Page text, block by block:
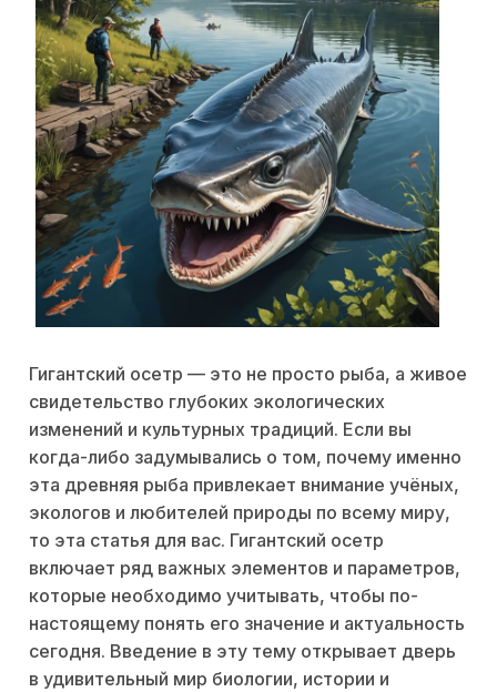
Гигантский осетр — это не просто рыба, а живое
свидетельство глубоких экологических
изменений и культурных традиций. Если вы
когда-либо задумывались о том, почему именно
эта древняя рыба привлекает внимание учёных,
экологов и любителей природы по всему миру,
то эта статья для вас. Гигантский осетр
включает ряд важных элементов и параметров,
которые необходимо учитывать, чтобы по-
настоящему понять его значение и актуальность
сегодня. Введение в эту тему открывает дверь
в удивительный мир биологии, истории и